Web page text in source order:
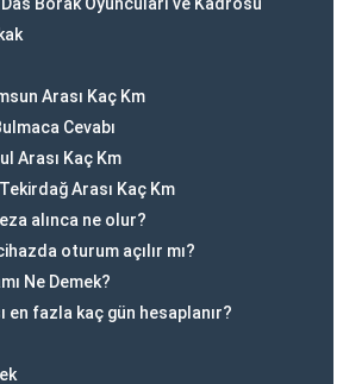
Arası Kaç Km
Cevabı
Arası Kaç Km
Arası Kaç Km
alınca ne olur?
oturum açılır mı?
Ne Demek?
en fazla kaç gün hesaplanır?